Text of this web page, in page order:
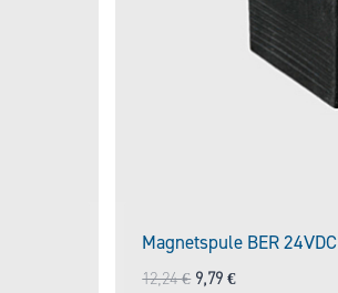
Magnetspule BER 24VDC
12,24€ Ursprünglicher
9,79€Aktueller